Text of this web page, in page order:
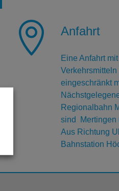
 Anfahrt
Eine Anfahrt
eingeschränkt
Regionalbahn
sind Mertingen
Aus Richtung
Bahnstation